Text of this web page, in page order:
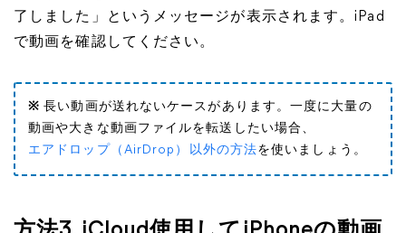
了しました」というメッセージが表示されます。iPad
で動画を確認してください。
※長い動画が送れないケースがあります。一度に大量の
動画や大きな動画ファイルを転送したい場合、
エアドロップ（AirDrop）以外の方法を使いましょう。